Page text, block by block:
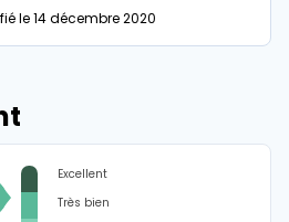
le 14 décembre 2020
Très bien
Excellent